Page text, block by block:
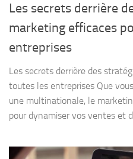
Les secrets derrière
marketing efficaces
entreprises
Les secrets derrière des
toutes les entreprises Que
une multinationale, le
pour dynamiser vos ventes et